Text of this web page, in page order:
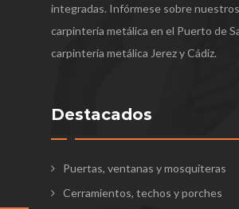
integradas. Infórmese sobre
carpintería metálica en el Puerto de
carpintería metálica Jerez y Cádiz.
Destacados
Puertas, ventanas y mosquiteras
Cerramientos, techos y porches